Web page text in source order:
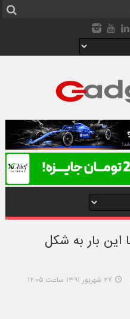
این بار به شکل
۲۷ شهریور ۱۳۹۱ ساعت ۱۲:۰۵